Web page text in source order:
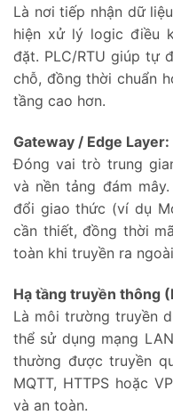
Là nơi tiếp nhận dữ
hiện xử lý logic điều
đặt. PLC/RTU giúp tự
chỗ, đồng thời chuẩn
tầng cao hơn.
Gateway / Edge Layer:
Đóng vai trò trung
và nền tảng đám
đổi giao thức (ví dụ
cần thiết, đồng thời
toàn khi truyền ra
Hạ tầng truyền thông
Là môi trường truyền
thể sử dụng mạng
thường được truyền
MQTT, HTTPS hoặc
và an toàn.